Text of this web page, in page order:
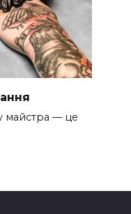
майстра — це